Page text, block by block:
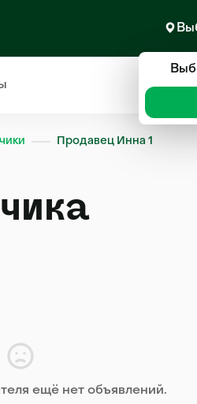
Продавец Инна 1
ещё нет объявлений.